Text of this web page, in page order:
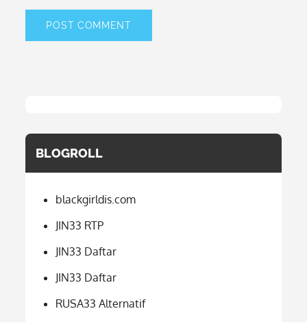
BLOGROLL
blackgirldis.com
JIN33 RTP
JIN33 Daftar
JIN33 Daftar
RUSA33 Alternatif